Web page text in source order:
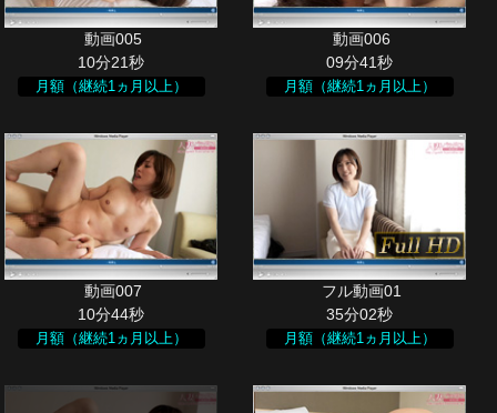
10分21秒
月額（継続1ヵ月以上）
09分41秒
月額（継続1ヵ月以上）
10分44秒
月額（継続1ヵ月以上）
35分02秒
月額（継続1ヵ月以上）